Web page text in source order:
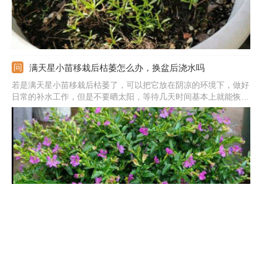
满天星小苗移栽后枯萎怎么办，换盆后浇水吗
若是满天星小苗移栽后枯萎了，可以把它放在阴凉的环境下，做好
日常的补水工作，但是不要晒太阳，等待几天时间基本上就能恢复
了。在换盆后需要浇水保湿，但不要浇大水，推荐使用喷水的方法
或者是浸盆的方法。要是水太大的话，就容易造成盆内积水。